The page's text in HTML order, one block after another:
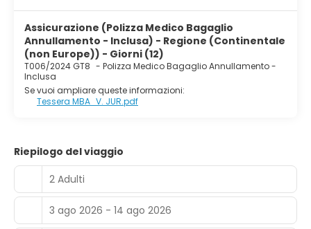
Assicurazione (Polizza Medico Bagaglio
Annullamento - Inclusa) - Regione (Continentale
(non Europe)) - Giorni (12)
T006/2024 GT8 - Polizza Medico Bagaglio Annullamento -
Inclusa
Se vuoi ampliare queste informazioni:
Tessera MBA_V. JUR.pdf
Riepilogo del viaggio
2 Adulti
3 ago 2026 - 14 ago 2026